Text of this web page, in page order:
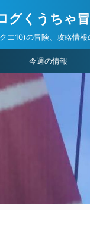
グくうちゃ
エ10)の冒険、攻略情報
今週の情報